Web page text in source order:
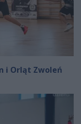
i Orląt Zwoleń